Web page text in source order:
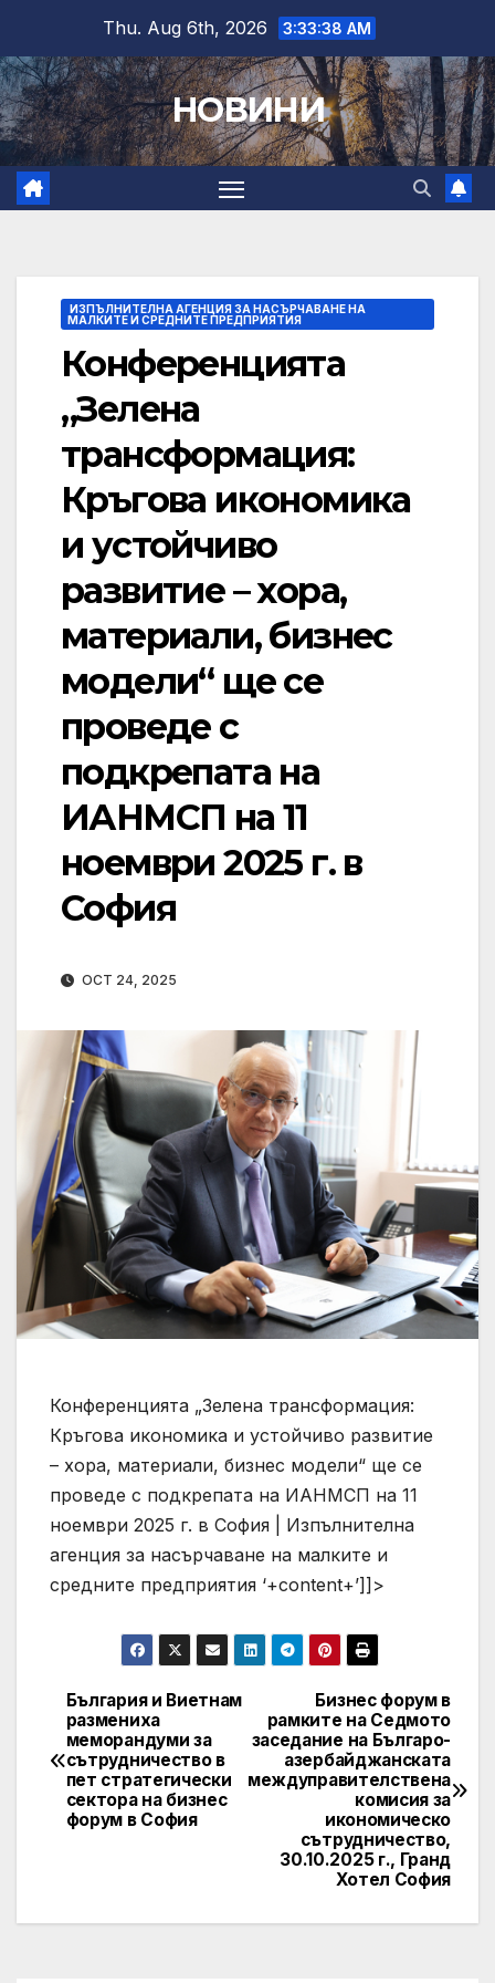
content
Thu. Aug 6th, 2026 3:33:39 AM
НОВИНИ
ИЗПЪЛНИТЕЛНА АГЕНЦИЯ ЗА НАСЪРЧАВАНЕ НА
МАЛКИТЕ И СРЕДНИТЕ ПРЕДПРИЯТИЯ
Конференцията
„Зелена
трансформация:
Кръгова икономика
и устойчиво
развитие – хора,
материали, бизнес
модели“ ще се
проведе с
подкрепата на
ИАНМСП на 11
ноември 2025 г. в
София
OCT 24, 2025
Конференцията „Зелена трансформация:
Кръгова икономика и устойчиво развитие
– хора, материали, бизнес модели“ ще се
проведе с подкрепата на ИАНМСП на 11
ноември 2025 г. в София | Изпълнителна
агенция за насърчаване на малките и
средните предприятия ‘+content+’]]>
Post
navigation
Бизнес форум в
рамките на Седмото
заседание на Българо-
азербайджанската
междуправителствена
комисия за
икономическо
сътрудничество,
30.10.2025 г., Гранд
Хотел София
България и Виетнам
размениха
меморандуми за
сътрудничество в
пет стратегически
сектора на бизнес
форум в София